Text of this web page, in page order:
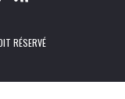
RÉSERVÉ